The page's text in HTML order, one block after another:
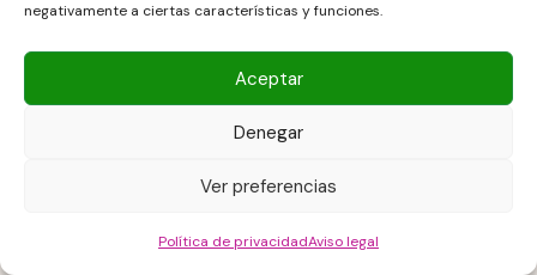
negativamente a ciertas características y funciones.
Aceptar
Denegar
Ver preferencias
Política de privacidadAviso legal